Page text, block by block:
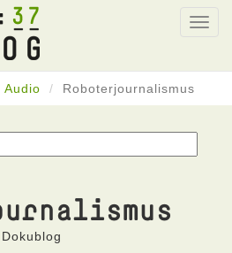
37
Audio Roboterjournalismus